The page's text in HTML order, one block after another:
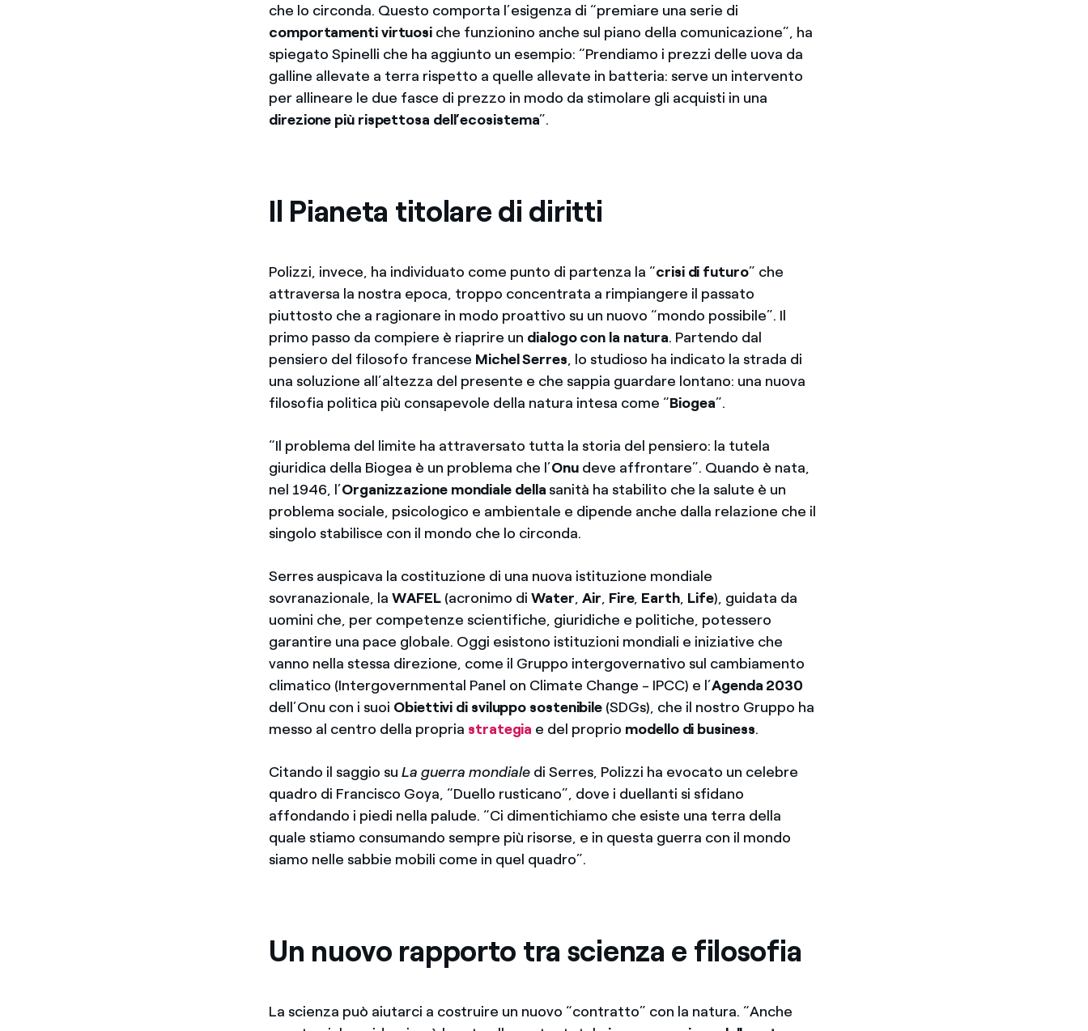
che lo circonda. Questo comporta l’esigenza di “premiare una serie di
comportamenti virtuosi che funzionino anche sul piano della comunicazione”, ha
spiegato Spinelli che ha aggiunto un esempio: “Prendiamo i prezzi delle uova da
galline allevate a terra rispetto a quelle allevate in batteria: serve un intervento
per allineare le due fasce di prezzo in modo da stimolare gli acquisti in una
direzione più rispettosa dell’ecosistema”.
Il Pianeta titolare di diritti
Polizzi, invece, ha individuato come punto di partenza la “crisi di futuro” che
attraversa la nostra epoca, troppo concentrata a rimpiangere il passato
piuttosto che a ragionare in modo proattivo su un nuovo “mondo possibile”. Il
primo passo da compiere è riaprire un dialogo con la natura. Partendo dal
pensiero del filosofo francese Michel Serres, lo studioso ha indicato la strada di
una soluzione all’altezza del presente e che sappia guardare lontano: una nuova
filosofia politica più consapevole della natura intesa come “Biogea”.
“Il problema del limite ha attraversato tutta la storia del pensiero: la tutela
giuridica della Biogea è un problema che l’Onudeve affrontare”. Quando è nata,
nel 1946, l’Organizzazione mondiale dellasanità ha stabilito che la salute è un
problema sociale, psicologico e ambientale e dipende anche dalla relazione che il
singolo stabilisce con il mondo che lo circonda.
Serres auspicava la costituzione di una nuova istituzione mondiale
sovranazionale, laWAFEL (acronimo di Water,Air, Fire, Earth, Life), guidata da
uomini che, per competenze scientifiche, giuridiche e politiche, potessero
garantire una pace globale. Oggi esistono istituzioni mondiali e iniziative che
vanno nella stessa direzione, come il Gruppo intergovernativo sul cambiamento
climatico (Intergovernmental Panel on Climate Change - IPCC) e l’Agenda 2030
dell’Onu con i suoi Obiettivi di sviluppo sostenibile (SDGs), che il nostro Gruppo ha
messo al centro della propria strategia e del proprio modello di business.
Citando il saggio suLa guerra mondiale di Serres, Polizzi ha evocato un celebre
quadro di Francisco Goya, “Duello rusticano”, dove i duellanti si sfidano
affondando i piedi nella palude. “Ci dimentichiamo che esiste una terra della
quale stiamo consumando sempre più risorse, e in questa guerra con il mondo
siamo nelle sabbie mobili come in quel quadro”.
Un nuovo rapporto tra scienza e filosofia
La scienza può aiutarci a costruire un nuovo “contratto” con la natura. “Anche